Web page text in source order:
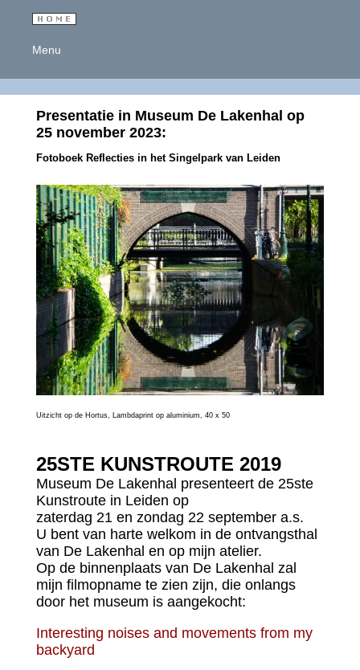
Menu
Presentatie in Museum De Lakenhal op
25 november 2023:
Fotoboek Reflecties in het Singelpark van Leiden
Uitzicht op de Hortus, Lambdaprint op aluminium, 40 x 50
25STE KUNSTROUTE 2019
Museum De Lakenhal presenteert de 25ste
Kunstroute in Leiden op
zaterdag 21 en zondag 22 september a.s.
U bent van harte welkom in de ontvangsthal
van De Lakenhal en op mijn atelier.
Op de binnenplaats van De Lakenhal zal
mijn filmopname te zien zijn, die onlangs
door het museum is aangekocht:
Interesting noises and movements from my
backyard